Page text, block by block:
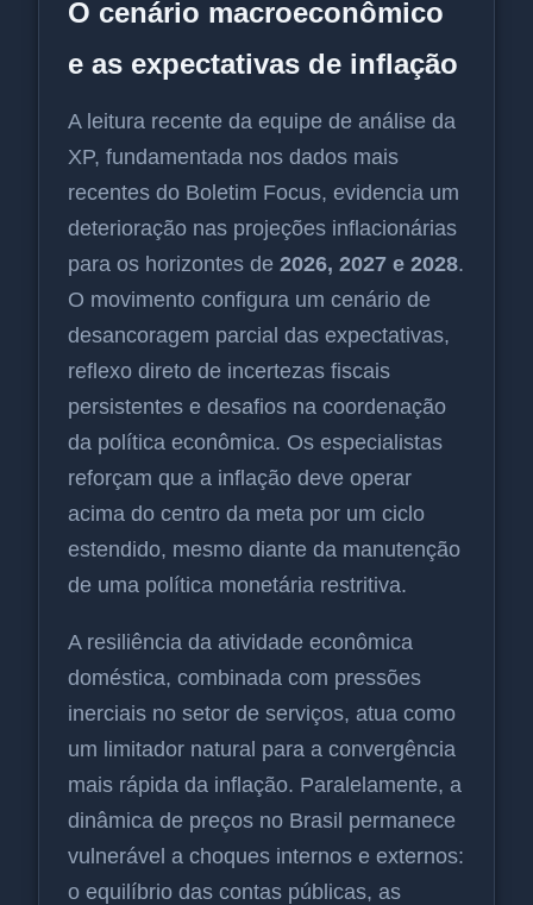
O cenário macroeconômico
e as expectativas de inflação
A leitura recente da equipe de análise da
XP, fundamentada nos dados mais
recentes do Boletim Focus, evidencia um
deterioração nas projeções inflacionárias
para os horizontes de 2026, 2027 e 2028.
O movimento configura um cenário de
desancoragem parcial das expectativas,
reflexo direto de incertezas fiscais
persistentes e desafios na coordenação
da política econômica. Os especialistas
reforçam que a inflação deve operar
acima do centro da meta por um ciclo
estendido, mesmo diante da manutenção
de uma política monetária restritiva.
A resiliência da atividade econômica
doméstica, combinada com pressões
inerciais no setor de serviços, atua como
um limitador natural para a convergência
mais rápida da inflação. Paralelamente, a
dinâmica de preços no Brasil permanece
vulnerável a choques internos e externos:
o equilíbrio das contas públicas, as